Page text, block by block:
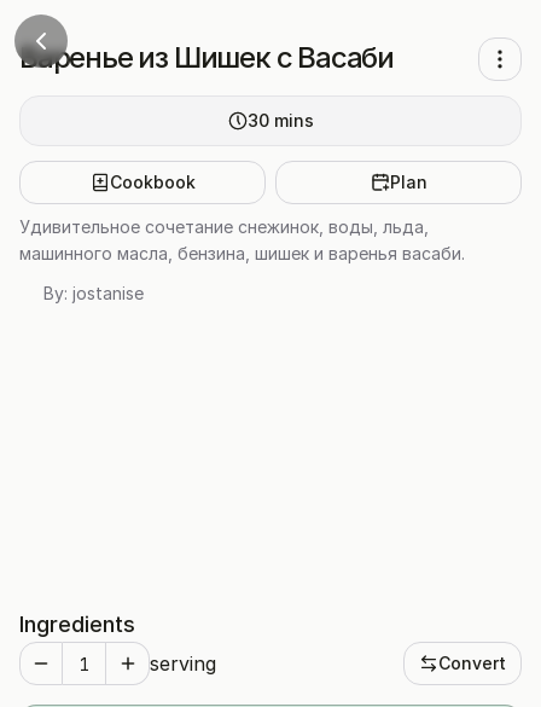
Варенье из Шишек с Васаби
30 mins
Cookbook Plan
Удивительное сочетание снежинок, воды, льда,
машинного масла, бензина, шишек и варенья васаби.
By: jostanise
Ingredients
serving Convert